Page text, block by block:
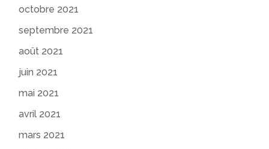
octobre 2021
septembre 2021
août 2021
juin 2021
mai 2021
avril 2021
mars 2021